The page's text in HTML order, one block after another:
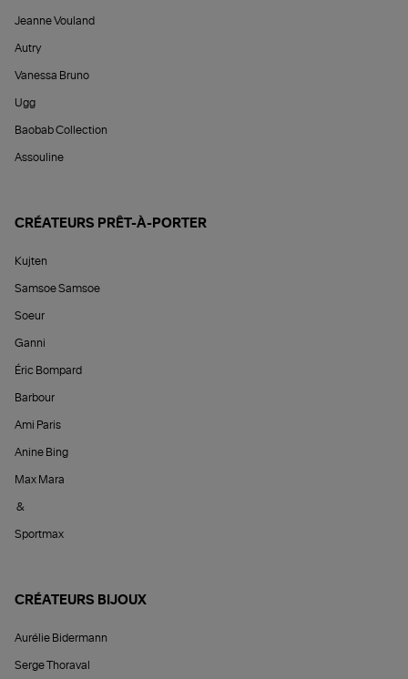
Jeanne Vouland
Autry
Vanessa Bruno
Ugg
Baobab Collection
Assouline
CRÉATEURS PRÊT-À-PORTER
Kujten
Samsoe Samsoe
Soeur
Ganni
Éric Bompard
Barbour
Ami Paris
Anine Bing
Max Mara
&
Sportmax
CRÉATEURS BIJOUX
Aurélie Bidermann
Serge Thoraval